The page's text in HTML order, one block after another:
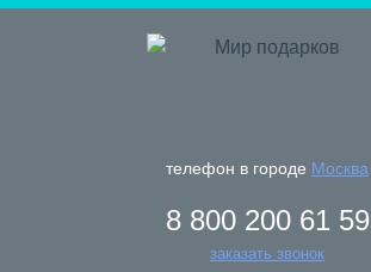
hit
телефон в городе Москва
8 800 200 61 59
заказать звонок